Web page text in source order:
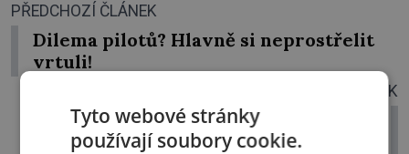
PŘEDCHOZÍ ČLÁNEK
Dilema pilotů? Hlavně si neprostřelit
vrtuli!
DALŠÍ ČLÁNEK
Měla písečná bouře zamaskovat
perskou ostudu?
Tyto webové stránky
používají soubory cookie.